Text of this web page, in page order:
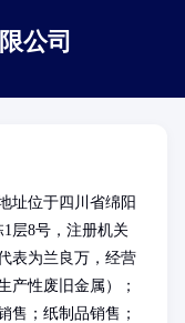
公司
址位于四川省绵阳
层8号，注册机关
表为兰良万，经营
产性废旧金属）；
售；纸制品销售；